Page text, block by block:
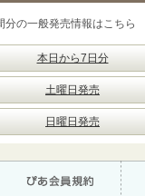
分の一般発売情報はこちら
本日から7日分
土曜日発売
日曜日発売